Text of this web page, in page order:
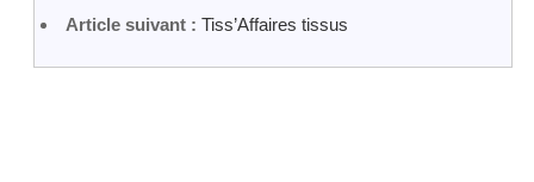
Article suivant : Tiss’Affaires tissus